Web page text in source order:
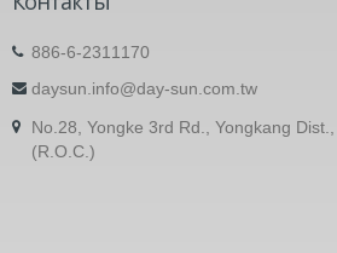
886-6-2311170
daysun.info@day-sun.com.tw
No.28, Yongke 3rd Rd., Yongkang
(R.O.C.)